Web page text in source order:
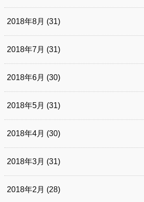
2018年8月 (31)
2018年7月 (31)
2018年6月 (30)
2018年5月 (31)
2018年4月 (30)
2018年3月 (31)
2018年2月 (28)